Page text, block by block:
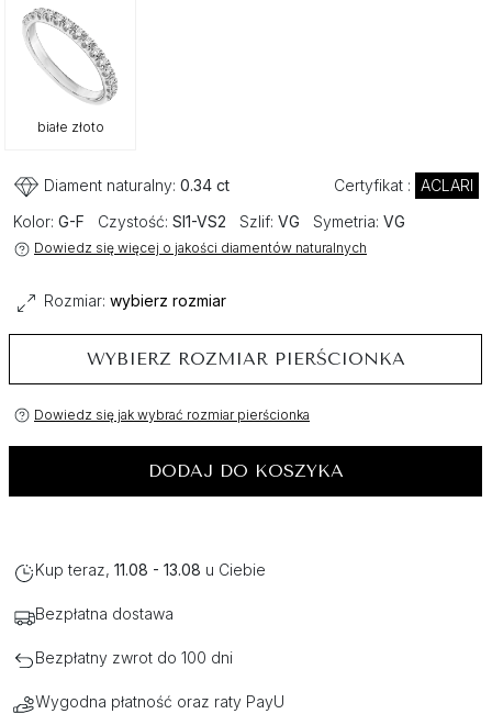
białe złoto
Diament naturalny: 0.34 ct Certyfikat : ACLARI
Kolor: G-F Czystość: SI1-VS2 Szlif: VG Symetria: VG
Dowiedz się więcej o jakości diamentów naturalnych
Rozmiar: wybierz rozmiar
WYBIERZ ROZMIAR PIERŚCIONKA
Dowiedz się jak wybrać rozmiar pierścionka
DODAJ DO KOSZYKA
Kup teraz, 11.08 - 13.08 u Ciebie
Bezpłatna dostawa
Bezpłatny zwrot do 100 dni
Wygodna płatność oraz raty PayU